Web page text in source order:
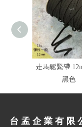
走馬鬆緊帶
黑色
台 孟 企 業 有 限